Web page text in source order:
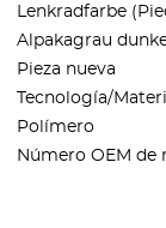
Lenkradfarbe
Alpakagrau
Pieza nueva
Tecnología/
Polímero
Número OEM de